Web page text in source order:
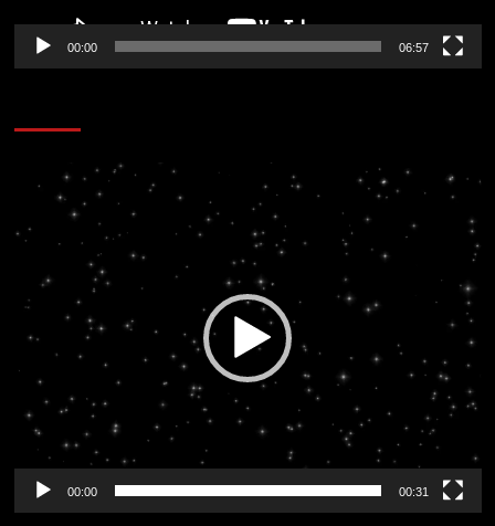
00:00 06:57
Reproductor
vídeo
00:00 00:31